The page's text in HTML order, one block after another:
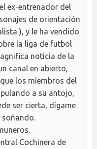
ex-entrenador del
de orientación
), y le ha vendido
la liga de futbol
noticia de la
canal en abierto,
los miembros del
a su antojo,
ser cierta, dígame
soñando.
Cochinera de